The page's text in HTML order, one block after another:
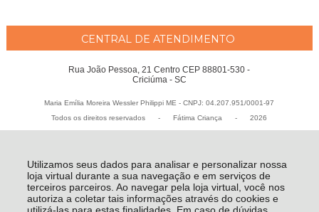
Utilizamos seus dados para analisar e personalizar nossa
loja virtual durante a sua navegação e em serviços de
terceiros parceiros. Ao navegar pela loja virtual, você nos
autoriza a coletar tais informações através do cookies e
CENTRAL DE ATENDIMENTO
Rua João Pessoa, 21 Centro CEP 88801-530 -
Criciúma - SC
Maria Emília Moreira Wessler Philippi ME - CNPJ: 04.207.951/0001-97
Todos os direitos reservados
- Fátima Criança - 2026